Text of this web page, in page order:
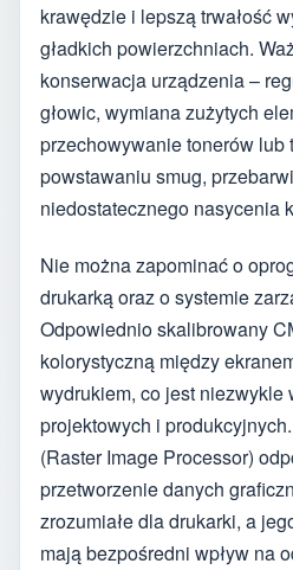
krawędzie i lepszą trwałość
gładkich powierzchniach.
konserwacja urządzenia –
głowic, wymiana zużytych
przechowywanie tonerów
powstawaniu smug,
niedostatecznego nasycenia
Nie można zapominać o
drukarką oraz o systemie
Odpowiednio skalibrowany
kolorystyczną między
wydrukiem, co jest niezwykle
projektowych i
(Raster Image Processor)
przetworzenie danych
zrozumiałe dla drukarki, a
mają bezpośredni wpływ na